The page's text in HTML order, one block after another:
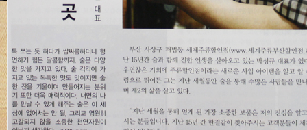
새계주류부산할인점
위스키
브랜디/꼬냑
와인선물세트
와인
Total 115건1 페이지